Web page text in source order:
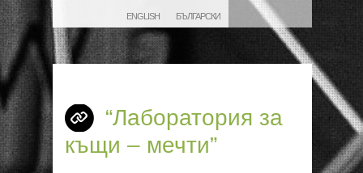
ENGLISH БЪЛГАРСКИ
“Лаборатория за
къщи – мечти”